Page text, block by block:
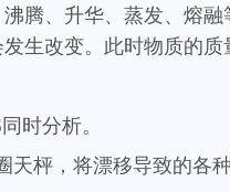
腾、升华、蒸发、熔
生改变。此时物质的
时分析。
天枰，将漂移导致的各